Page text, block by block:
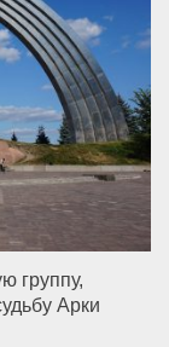
группу,
Арки